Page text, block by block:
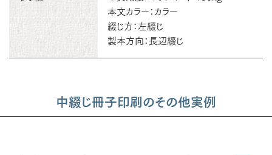
本文カラー：カラー
綴じ方：左綴じ
製本方向：長辺綴じ
中綴じ冊子印刷のその他実例